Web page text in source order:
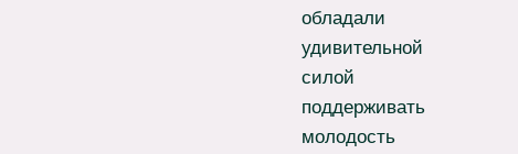
обладали
удивительной
силой
поддерживать
молодость